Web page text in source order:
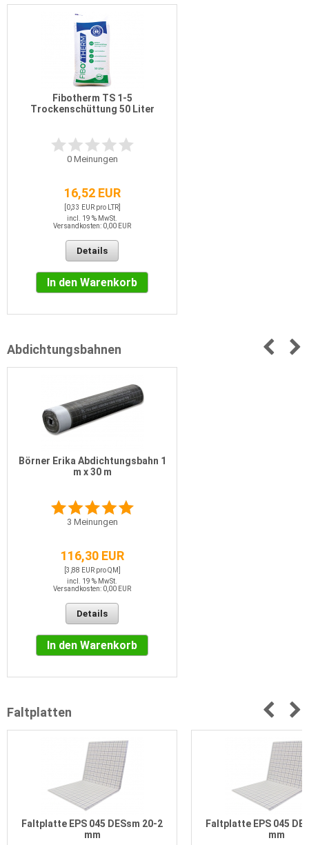
Fibotherm TS 1-5
Trockenschüttung 50 Liter
0Meinungen
16,52 EUR
[0,33 EUR pro LTR]
incl. 19 % MwSt.
Versandkosten: 0,00 EUR
Details
In den Warenkorb
Abdichtungsbahnen
Börner Erika Abdichtungsbahn 1
m x 30 m
3 Meinungen
116,30 EUR
[3,88 EUR pro QM]
incl. 19 % MwSt.
Versandkosten: 0,00 EUR
Details
In den Warenkorb
Faltplatten
Faltplatte EPS 045 DESsm 20-2
mm
Faltplatte EPS 045
mm